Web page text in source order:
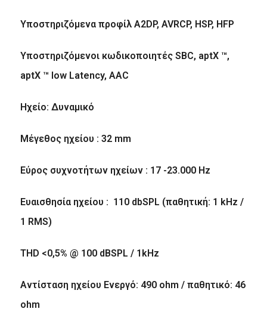
Υποστηριζόμενα προφίλ A2DP, AVRCP, HSP, HFP
Υποστηριζόμενοι κωδικοποιητές SBC, aptX ™,
aptX ™ low Latency, AAC
Ηχείο: Δυναμικό
Μέγεθος ηχείου : 32 mm
Εύρος συχνοτήτων ηχείων : 17 -23.000 Hz
Ευαισθησία ηχείου : 110 dbSPL (παθητική: 1 kHz /
1 RMS)
THD <0,5% @ 100 dBSPL / 1kHz
Αντίσταση ηχείου Ενεργό: 490 ohm / παθητικό: 46
ohm